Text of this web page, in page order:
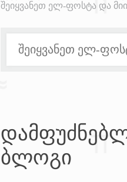
შეიყვანეთ ელ-ფოსტა და
ბლოგი